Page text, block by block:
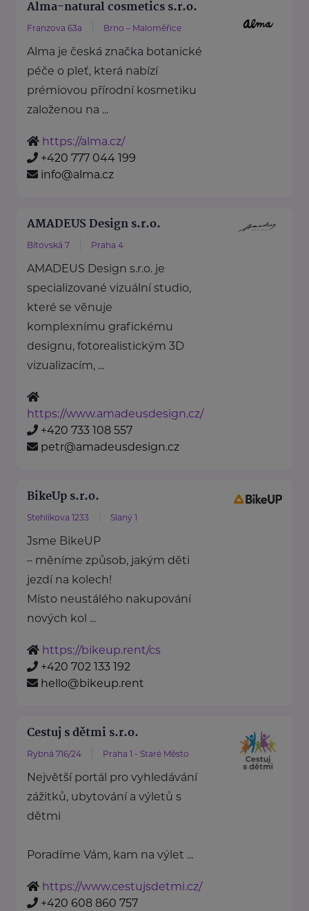
Alma-natural cosmetics s.r.o.
Franzova 63a Brno – Maloměřice
Alma je česká značka botanické
péče o pleť, která nabízí
prémiovou přírodní kosmetiku
založenou na ...
https://alma.cz/
+420 777 044 199
info@alma.cz
AMADEUS Design s.r.o.
Bítovská 7 Praha 4
AMADEUS Design s.r.o. je
specializované vizuální studio,
které se věnuje
komplexnímu grafickému
designu, fotorealistickým 3D
vizualizacím, ...
https://www.amadeusdesign.cz/
+420 733 108 557
petr@amadeusdesign.cz
BikeUp s.r.o.
Stehlíkova 1233 Slaný 1
Jsme BikeUP
– měníme způsob, jakým děti
jezdí na kolech!
Místo neustálého nakupování
nových kol ...
https://bikeup.rent/cs
+420 702 133 192
hello@bikeup.rent
Cestuj s dětmi s.r.o.
Rybná 716/24 Praha 1 - Staré Město
Největší portál pro vyhledávání
zážitků, ubytování a výletů s
dětmi
Poradíme Vám, kam na výlet ...
https://www.cestujsdetmi.cz/
+420 608 860 757